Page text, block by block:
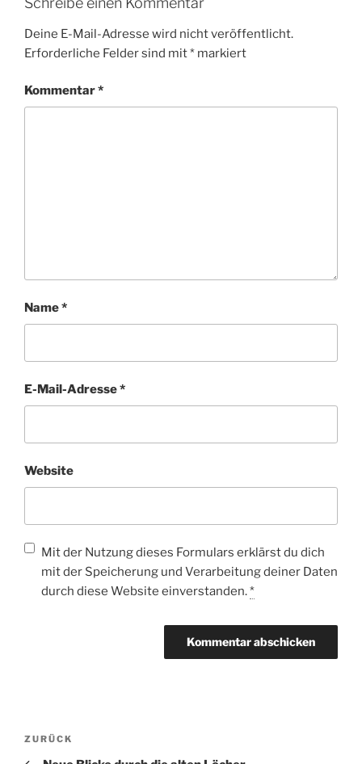
Deine E-Mail-Adresse wird nicht veröffentlicht.
Erforderliche Felder sind mit* markiert
Kommentar*
Name*
E-Mail-Adresse*
Website
Mit der Nutzung dieses Formulars erklärst du dich
mit der Speicherung und Verarbeitung deiner Daten
durch diese Website einverstanden.*
Beitragsnavigation
Vorheriger
Beitrag
ZURÜCK